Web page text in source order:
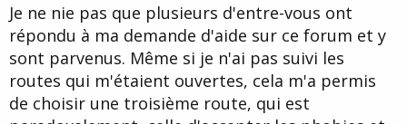
Je ne nie pas que plusieurs d'entre-vous ont
répondu à ma demande d'aide sur ce forum et y
sont parvenus. Même si je n'ai pas suivi les
routes qui m'étaient ouvertes, cela m'a permis
de choisir une troisième route, qui est